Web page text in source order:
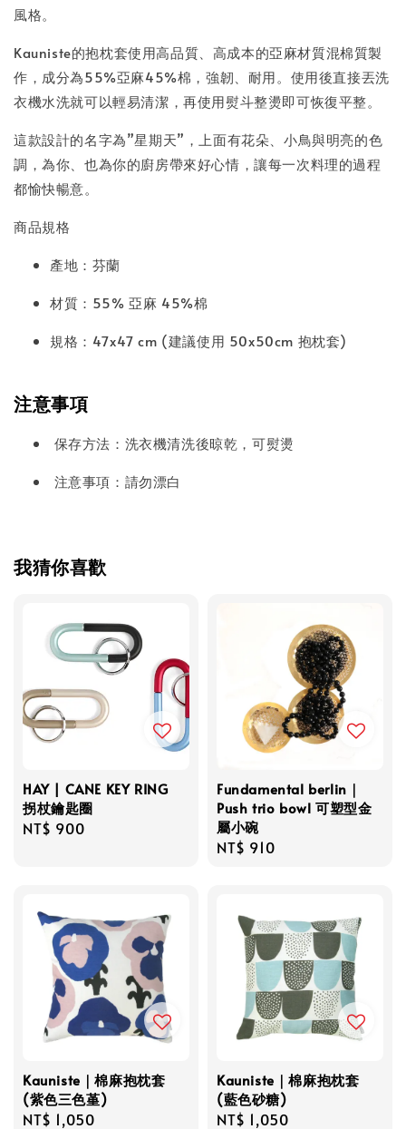
風格。
Kauniste的抱枕套使用高品質、高成本的亞麻材質混棉質製
作，成分為55%亞麻45%棉，強韌、耐用。使用後直接丟洗
衣機水洗就可以輕易清潔，再使用熨斗整燙即可恢復平整。
這款設計的名字為”星期天”，上面有花朵、小鳥與明亮的色
調，為你、也為你的廚房帶來好心情，讓每一次料理的過程
都愉快暢意。
商品規格
產地：芬蘭
材質：55% 亞麻 45%棉
規格：47x47 cm (建議使用 50x50cm 抱枕套)
注意事項
保存方法：洗衣機清洗後晾乾，可熨燙
注意事項：請勿漂白
我猜你喜歡
HAY | CANE KEY RING
拐杖鑰匙圈
Regular
NT$ 900
Fundamental berlin｜
Push trio bowl 可塑型金
屬小碗
Regular
NT$ 910
Kauniste｜棉麻抱枕套
(紫色三色堇)
Regular
NT$ 1,050
Kauniste｜棉麻抱枕套
(藍色砂糖)
Regular
NT$ 1,050